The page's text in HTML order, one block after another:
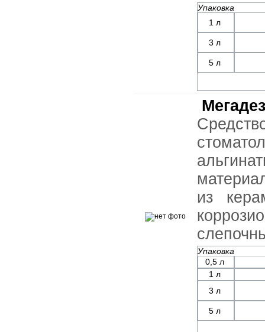
Упаковка
1 л
3 л
5 л
из
Упаковка
0,5 л
1 л
3 л
5 л